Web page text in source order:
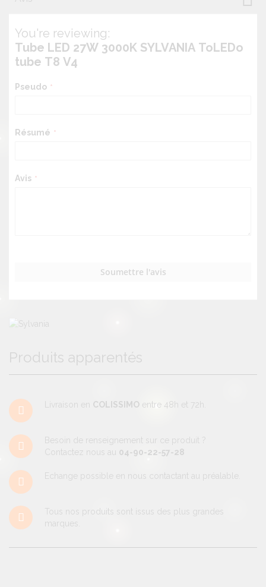
Produits apparentés
Livraison en COLISSIMO entre 48h et 72h.
Besoin de renseignement sur ce produit ?
Contactez nous au 04-90-22-57-28
Echange possible en nous contactant au préalable.
Tous nos produits sont issus des plus grandes
marques.
You're reviewing:
Tube LED 27W 3000K SYLVANIA ToLEDo
tube T8 V4
Pseudo
Résumé
Avis
Soumettre l'avis